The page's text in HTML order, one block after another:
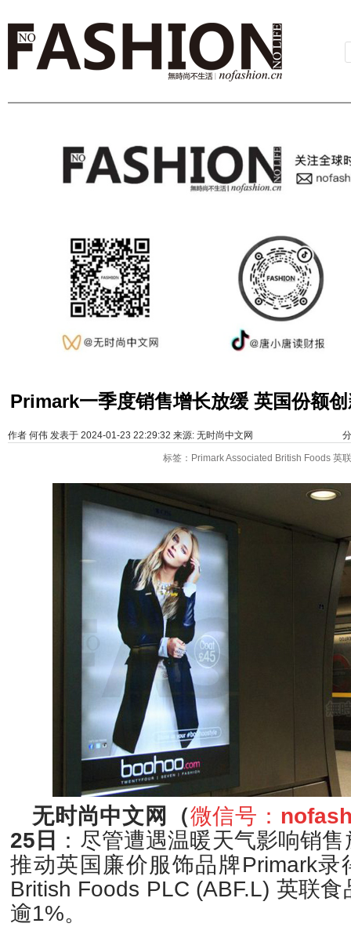
Primark一季度销售增长放缓 英国份额
作者 何伟 发表于 2024-01-23 22:29:32 来源: 无时尚中文网
标签： PrimarkAssociated British Foods 英
无时尚中文网（微信号：
25日
：尽管遭遇温暖天气影响销
推动英国廉价服饰品牌Primark录
British Foods PLC (ABF.L) 英联
逾1%。